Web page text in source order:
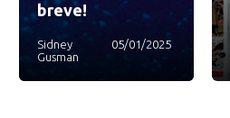
breve!
Sidney
Gusman
05/01/2025